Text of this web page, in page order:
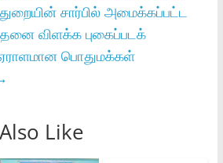
சார்பில் அமைக்கப்பட்ட
விளக்க புகைப்படக்
பொதுமக்கள்
Like